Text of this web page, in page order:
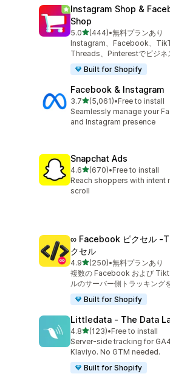
Instagram Shop &
Shop
5.05つ星中
(444)
合計レビュー数：444件
•無料プランあり
Instagram、Facebook、
Threads、Pinterestでビジネ
Built for Shopify
Facebook & Instagram
3.75つ星中
(5,061)
合計レビュー数：5061件
•Free to install
Seamlessly manage your
and Instagram presence
Snapchat Ads
4.65つ星中
(670)
合計レビュー数：670件
•Free to install
Reach shoppers with intent
scroll
∞ Facebook ピクセル
クセル
4.95つ星中
(250)
合計レビュー数：250件
•無料プランあり
複数の Facebook および
ルのサーバー側トラッキング
Built for Shopify
Littledata ‑ The Data
4.85つ星中
(123)
合計レビュー数：123件
•Free to install
Server-side tracking for
Klaviyo. No GTM needed.
Built for Shopify